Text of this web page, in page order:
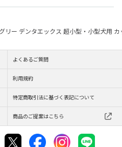
リー デンタエックス 超小型・小型犬用
よくあるご質問
利用規約
特定商取引法に基づく表記について
商品のご提案はこちら